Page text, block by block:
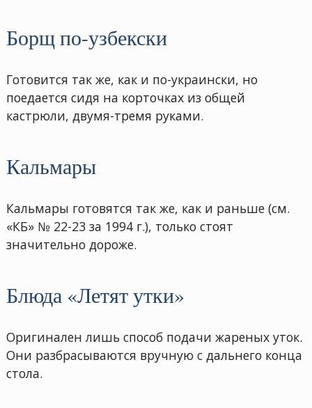
Борщ по-узбекски
Готовится так же, как и по-украински, но
поедается сидя на корточках из общей
кастрюли, двумя-тремя руками.
Кальмары
Кальмары готовятся так же, как и раньше (см.
«КБ» № 22-23 за 1994 г.), только стоят
значительно дороже.
Блюда «Летят утки»
Оригинален лишь способ подачи жареных уток.
Они разбрасываются вручную с дальнего конца
стола.